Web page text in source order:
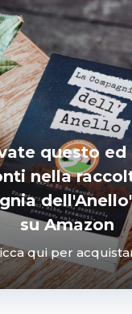
questo ed
nella
su Amazon
qui per